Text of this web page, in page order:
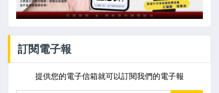
訂閱電子報
提供您的電子信箱就可以訂閱我們的電子報